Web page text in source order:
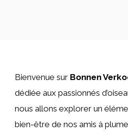
Bienvenue sur Bonnen
dédiée aux passionnés
nous allons explorer un
bien-être de nos amis à